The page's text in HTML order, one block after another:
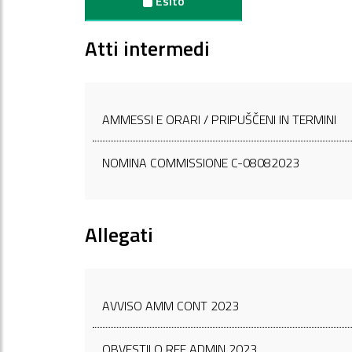
Atti intermedi
AMMESSI E ORARI / PRIPUŠČENI IN TERMINI
NOMINA COMMISSIONE C-08082023
Allegati
AVVISO AMM CONT 2023